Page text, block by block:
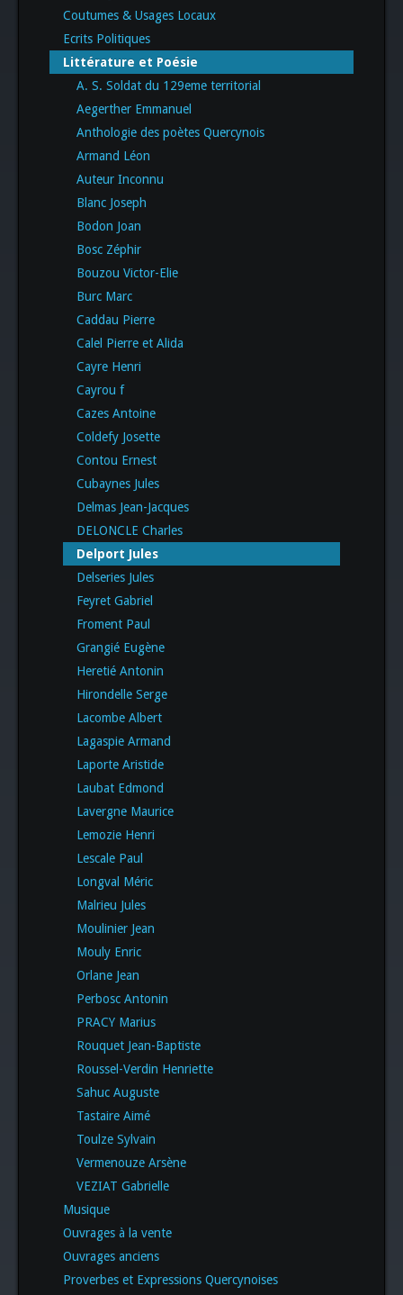
Coutumes & Usages Locaux
Ecrits Politiques
Littérature et Poésie
A. S. Soldat du 129eme territorial
Aegerther Emmanuel
Anthologie des poètes Quercynois
Armand Léon
Auteur Inconnu
Blanc Joseph
Bodon Joan
Bosc Zéphir
Bouzou Victor-Elie
Burc Marc
Caddau Pierre
Calel Pierre et Alida
Cayre Henri
Cayrou f
Cazes Antoine
Coldefy Josette
Contou Ernest
Cubaynes Jules
Delmas Jean-Jacques
DELONCLE Charles
Delport Jules
Delseries Jules
Feyret Gabriel
Froment Paul
Grangié Eugène
Heretié Antonin
Hirondelle Serge
Lacombe Albert
Lagaspie Armand
Laporte Aristide
Laubat Edmond
Lavergne Maurice
Lemozie Henri
Lescale Paul
Longval Méric
Malrieu Jules
Moulinier Jean
Mouly Enric
Orlane Jean
Perbosc Antonin
PRACY Marius
Rouquet Jean-Baptiste
Roussel-Verdin Henriette
Sahuc Auguste
Tastaire Aimé
Toulze Sylvain
Vermenouze Arsène
VEZIAT Gabrielle
Musique
Ouvrages à la vente
Ouvrages anciens
Proverbes et Expressions Quercynoises